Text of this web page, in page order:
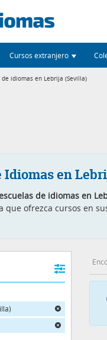
Cursos extranjero
de idiomas en Lebrija (Sevilla)
Idiomas en
de idiomas en
que ofrezca cursos en